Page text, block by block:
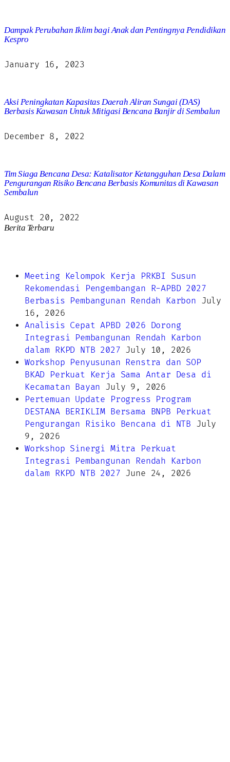
Dampak Perubahan Iklim bagi Anak dan Pentingnya Pendidikan
Kespro
January 16, 2023
Aksi Peningkatan Kapasitas Daerah Aliran Sungai (DAS)
Berbasis Kawasan Untuk Mitigasi Bencana Banjir di Sembalun
December 8, 2022
Tim Siaga Bencana Desa: Katalisator Ketangguhan Desa Dalam
Pengurangan Risiko Bencana Berbasis Komunitas di Kawasan
Sembalun
August 20, 2022
Berita Terbaru
Meeting Kelompok Kerja PRKBI Susun
Rekomendasi Pengembangan R-APBD 2027
Berbasis Pembangunan Rendah Karbon July
16, 2026
Analisis Cepat APBD 2026 Dorong
Integrasi Pembangunan Rendah Karbon
dalam RKPD NTB 2027 July 10, 2026
Workshop Penyusunan Renstra dan SOP
BKAD Perkuat Kerja Sama Antar Desa di
Kecamatan Bayan July 9, 2026
Pertemuan Update Progress Program
DESTANA BERIKLIM Bersama BNPB Perkuat
Pengurangan Risiko Bencana di NTB July
9, 2026
Workshop Sinergi Mitra Perkuat
Integrasi Pembangunan Rendah Karbon
dalam RKPD NTB 2027 June 24, 2026